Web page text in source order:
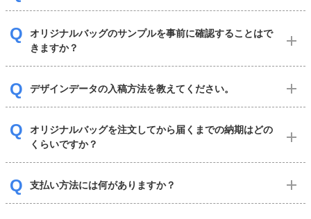
オリジナルバッグのサンプルを事前に確認することはで
きますか？
デザインデータの入稿方法を教えてください。
オリジナルバッグを注文してから届くまでの納期はどの
くらいですか？
支払い方法には何がありますか？